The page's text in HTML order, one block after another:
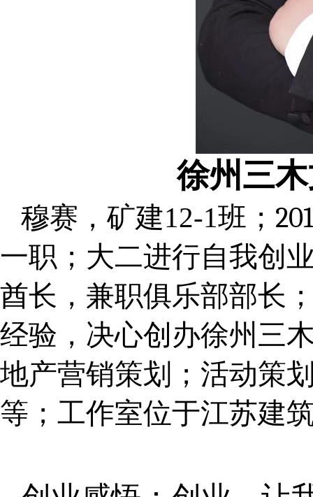
徐州三
穆赛，矿建12-1班；
一职；大二进行自我创
酋长，兼职俱乐部部长
经验，决心创办徐州三
地产营销策划；活动策
等；工作室位于江苏建